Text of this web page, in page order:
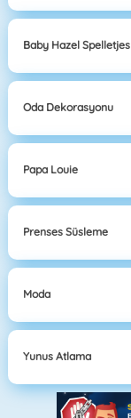
Baby Hazel Spelletjes
Oda Dekorasyonu
Papa Louie
Prenses Süsleme
Moda
Yunus Atlama